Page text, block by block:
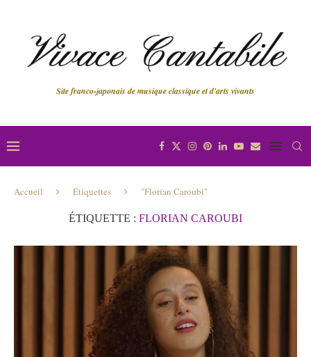
Site franco-japonais de musique classique et d'arts vivants
Accueil Étiquettes "Florian Caroubi"
ÉTIQUETTE : FLORIAN CAROUBI